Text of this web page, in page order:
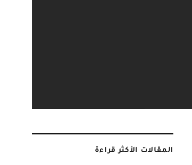
المقالات الأكثر قراءة